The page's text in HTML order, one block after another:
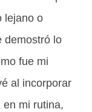
lejano o
demostró lo
fue mi
al incorporar
mi rutina,